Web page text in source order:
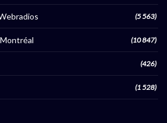
(5 563)
(10 847)
(426)
(1 528)